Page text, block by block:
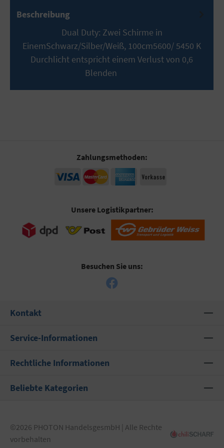
Beschreibung
Dual Duty: Zwei Schirme in
EinemSchwarz/Silber/Weiß, 100cm5600/ 5450 K
Durchlicht entspricht einem Verlust von 0,6
Blenden
Zahlungsmethoden:
Unsere Logistikpartner:
Besuchen Sie uns:
Kontakt
Service-Informationen
Rechtliche Informationen
Beliebte Kategorien
©2026 PHOTON HandelsgesmbH | Alle Rechte
vorbehalten